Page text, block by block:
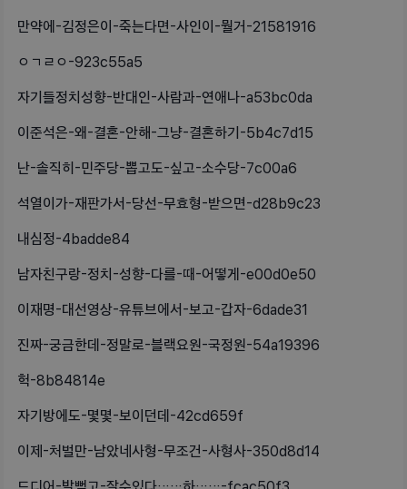
만약에-김정은이-죽는다면-사인이-뭘거-21581916
ㅇㄱㄹㅇ-923c55a5
자기들정치성향-반대인-사람과-연애나-a53bc0da
이준석은-왜-결혼-안해-그냥-결혼하기-5b4c7d15
난-솔직히-민주당-뽑고도-싶고-소수당-7c00a6
석열이가-재판가서-당선-무효형-받으면-d28b9c23
내심정-4badde84
남자친구랑-정치-성향-다를-때-어떻게-e00d0e50
이재명-대선영상-유튜브에서-보고-갑자-6dade31
진짜-궁금한데-정말로-블랙요원-국정원-54a19396
헉-8b84814e
자기방에도-몇몇-보이던데-42cd659f
이제-처벌만-남았네사형-무조건-사형사-350d8d14